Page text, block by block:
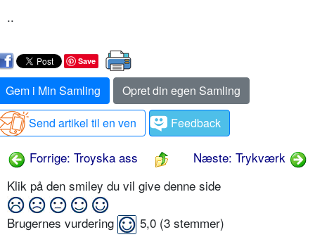
..
Save
Gem i Min Samling
Opret din egen Samling
Send artikel til en ven
Feedback
Forrige: Troyska ass
Næste: Trykværk
Klik på den smiley du vil give denne side
Brugernes vurdering 5,0 (3 stemmer)